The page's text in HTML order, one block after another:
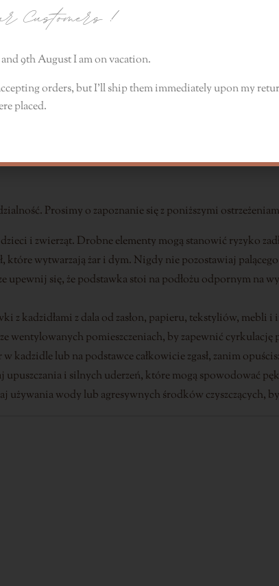
Prosimy o zapoznanie się z poniższymi
i zwierząt. Drobne elementy mogą stanowić ryzyko
które wytwarzają żar i dym. Nigdy nie pozostawiaj palącego
upewnij się, że podstawka stoi na podłożu odpornym na
z kadzidłami z dala od zasłon, papieru, tekstyliów, mebli
wentylowanych pomieszczeniach, by zapewnić
kadzidle lub na podstawce całkowicie zgasł, zanim
i silnych uderzeń, które mogą spowodować
używania wody lub agresywnych środków czyszczących,
Customers!
9th August I am on vacation.
orders, but I’ll ship them immediately upon my
placed.